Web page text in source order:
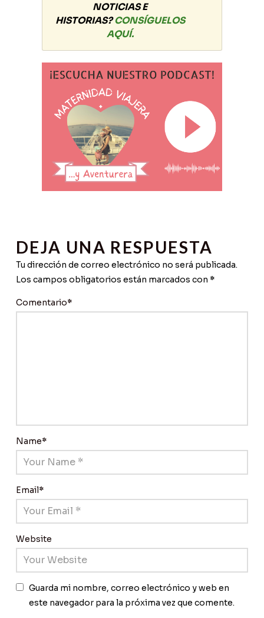
NOTICIAS E
HISTORIAS?CONSÍGUELOS
AQUÍ.
DEJA UNA RESPUESTA
Tu dirección de correo electrónico no será publicada.
Los campos obligatorios están marcados con *
Comentario*
Name*
Email*
Website
Guarda mi nombre, correo electrónico y web en
este navegador para la próxima vez que comente.